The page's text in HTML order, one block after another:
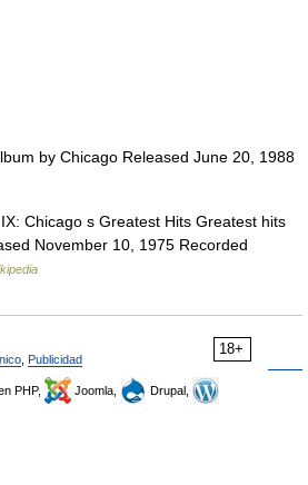
by Chicago Released June 20, 1988
Chicago s Greatest Hits Greatest hits
November 10, 1975 Recorded
18+
Publicidad
PHP, Joomla,
Drupal,